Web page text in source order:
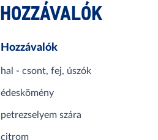
HOZZÁVALÓK
Hozzávalók
hal - csont, fej, úszók
édeskömény
petrezselyem szára
citrom